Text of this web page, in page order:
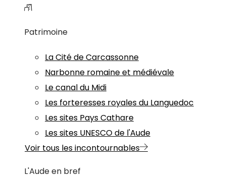
Patrimoine
La Cité de Carcassonne
Narbonne romaine et médiévale
Le canal du Midi
Les forteresses royales du Languedoc
Les sites Pays Cathare
Les sites UNESCO de l'Aude
Voir tous les incontournables
L'Aude en bref